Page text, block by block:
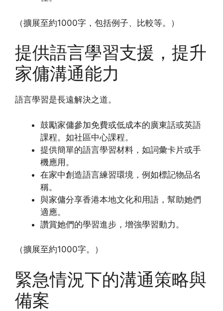
（擴展至約1000字，包括例子、比較等。）
提供語言學習支援，提升
家傭溝通能力
語言學習是長遠解決之道。
鼓勵家傭參加免費或低成本的廣東話或英語
課程。如社區中心課程。
提供簡單的語言學習材料，如詞彙卡片或手
機應用。
在家中創造語言練習環境，例如標記物品名
稱。
與家傭分享香港本地文化和用語，幫助她們
適應。
讚賞她們的學習進步，增強學習動力。
（擴展至約1000字。）
緊急情況下的溝通策略與
備案